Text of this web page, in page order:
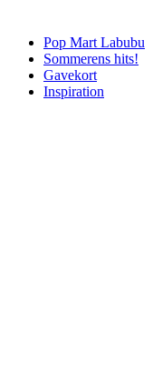
Pop Mart Labubu
Sommerens hits!
Gavekort
Inspiration